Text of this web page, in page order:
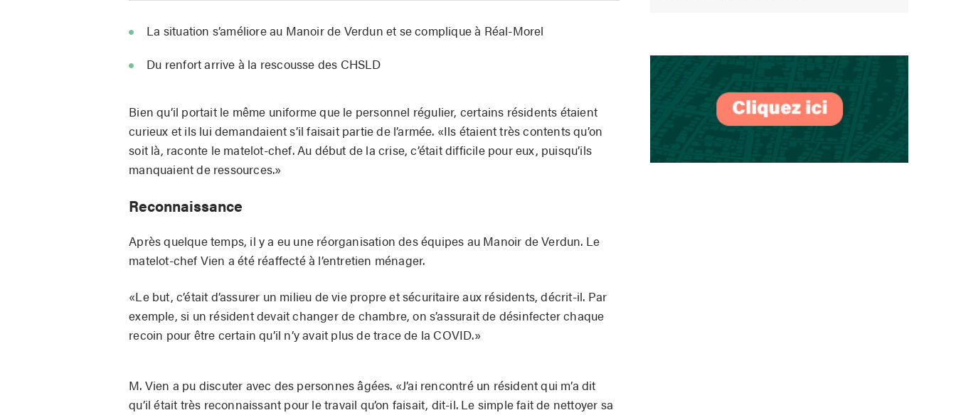
La situation s’améliore au Manoir de Verdun et se complique à Réal-Morel
Du renfort arrive à la rescousse des CHSLD
Bien qu’il portait le même uniforme que le personnel régulier, certains résidents étaient
curieux et ils lui demandaient s’il faisait partie de l’armée. «Ils étaient très contents qu’on
soit là, raconte le matelot-chef. Au début de la crise, c’était difficile pour eux, puisqu’ils
manquaient de ressources.»
Reconnaissance
Après quelque temps, il y a eu une réorganisation des équipes au Manoir de Verdun. Le
matelot-chef Vien a été réaffecté à l’entretien ménager.
«Le but, c’était d’assurer un milieu de vie propre et sécuritaire aux résidents, décrit-il. Par
exemple, si un résident devait changer de chambre, on s’assurait de désinfecter chaque
recoin pour être certain qu’il n’y avait plus de trace de la COVID.»
M. Vien a pu discuter avec des personnes âgées. «J’ai rencontré un résident qui m’a dit
qu’il était très reconnaissant pour le travail qu’on faisait, dit-il. Le simple fait de nettoyer sa